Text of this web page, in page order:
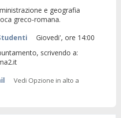
e geografia
greco-romana.
Vedi Opzione in alto a